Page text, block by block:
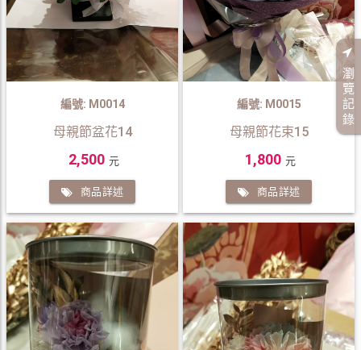
編號: M0014
母親節盆花14
2,500 元
商品詳述
編號: M0015
母親節花束15
1,800 元
商品詳述
瀏
覽
記
錄